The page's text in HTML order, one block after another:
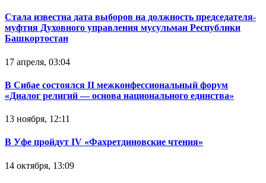
Стала известна дата выборов на должность председателя-
муфтия Духовного управления мусульман Республики
Башкортостан
17 апреля, 03:04
В Сибае состоялся II межконфессиональный форум
«Диалог религий — основа национального единства»
13 ноября, 12:11
В Уфе пройдут IV «Фахретдиновские чтения»
14 октября, 13:09